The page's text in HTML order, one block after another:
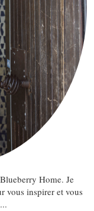
Home. Je
vous inspirer et vous